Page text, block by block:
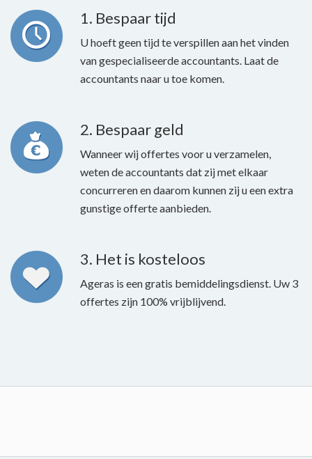
1. Bespaar tijd
U hoeft geen tijd te verspillen aan het vinden
van gespecialiseerde accountants. Laat de
accountants naar u toe komen.
2. Bespaar geld
Wanneer wij offertes voor u verzamelen,
weten de accountants dat zij met elkaar
concurreren en daarom kunnen zij u een extra
gunstige offerte aanbieden.
3. Het is kosteloos
Ageras is een gratis bemiddelingsdienst. Uw 3
offertes zijn 100% vrijblijvend.